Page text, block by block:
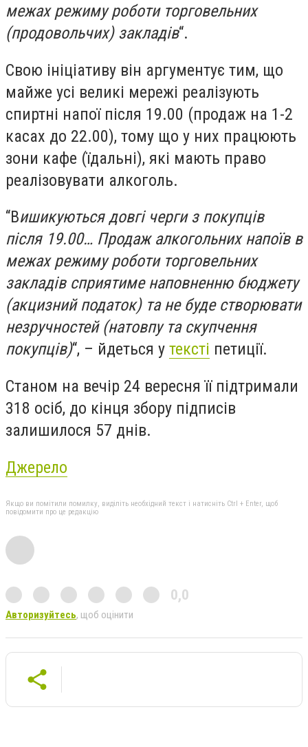
межах режиму роботи торговельних
(продовольчих) закладів“.
Свою ініціативу він аргументує тим, що
майже усі великі мережі реалізують
спиртні напої після 19.00 (продаж на 1-2
касах до 22.00), тому що у них працюють
зони кафе (їдальні), які мають право
реалізовувати алкоголь.
“Вишикуються довгі черги з покупців
після 19.00… Продаж алкогольних напоїв в
межах режиму роботи торговельних
закладів сприятиме наповненню бюджету
(акцизний податок) та не буде створювати
незручностей (натовпу та скупчення
покупців)“, – йдеться у тексті петиції.
Станом на вечір 24 вересня її підтримали
318 осіб, до кінця збору підписів
залишилося 57 днів.
Джерело
Якщо ви помітили помилку, виділіть необхідний текст і натисніть Ctrl + Enter, щоб
повідомити про це редакцію
0,0
Авторизуйтесь, щоб оцінити